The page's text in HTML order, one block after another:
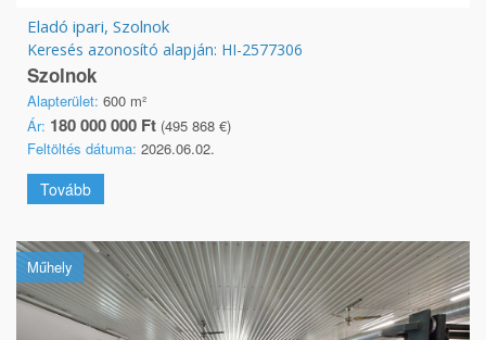
Eladó ipari, Szolnok
Keresés azonosító alapján: HI-2577306
Szolnok
Alapterület: 600 m²
Ár: 180 000 000 Ft (495 868 €)
Feltöltés dátuma: 2026.06.02.
Tovább
Műhely